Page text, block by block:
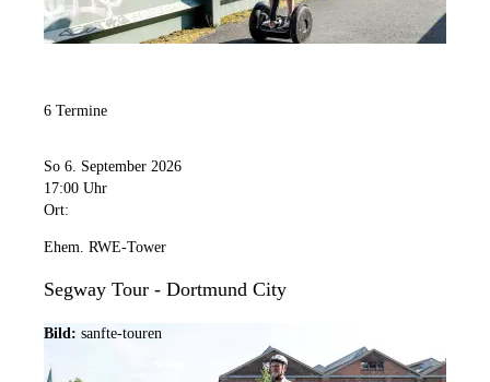
6 Termine
So 6. September 2026
17:00 Uhr
Ort:
Ehem. RWE-Tower
Segway Tour - Dortmund City
Bild: sanfte-touren